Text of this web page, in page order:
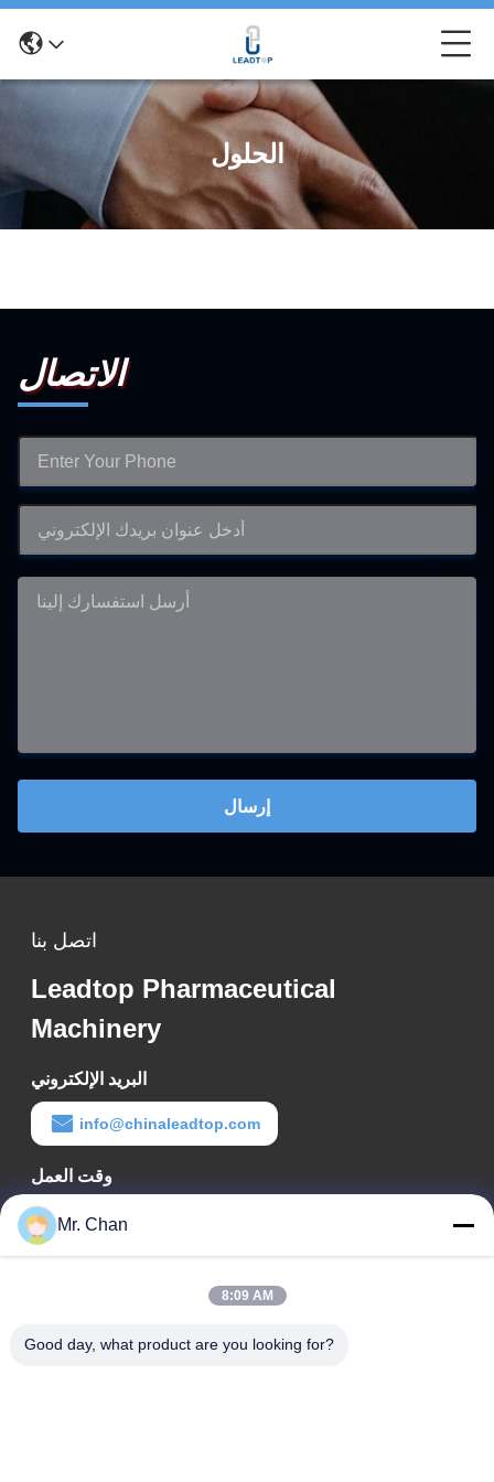
الحلول
الاتصال
إرسال
اتصل بنا
Leadtop Pharmaceutical
Machinery
البريد الإلكتروني
info@chinaleadtop.com
وقت العمل
8:30-22:30
عنواننا
رويان ، تشجيانغ ، الصين
Mr. Chan
8:09 AM
Good day, what product are you looking for?